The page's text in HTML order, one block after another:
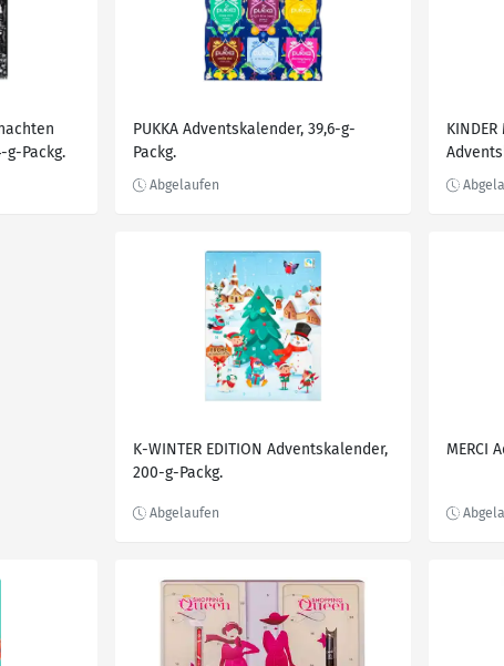
g-Packg.
PUKKA Adventskalender, 39,6-g-
Packg.
K-WINTER EDITION Adventskalender,
200-g-Packg.
MERCI